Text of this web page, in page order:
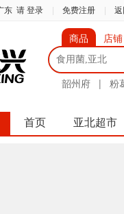
东 请 登录 免费注册
商品 店铺
韶州府 | 粉
首页 亚北超市